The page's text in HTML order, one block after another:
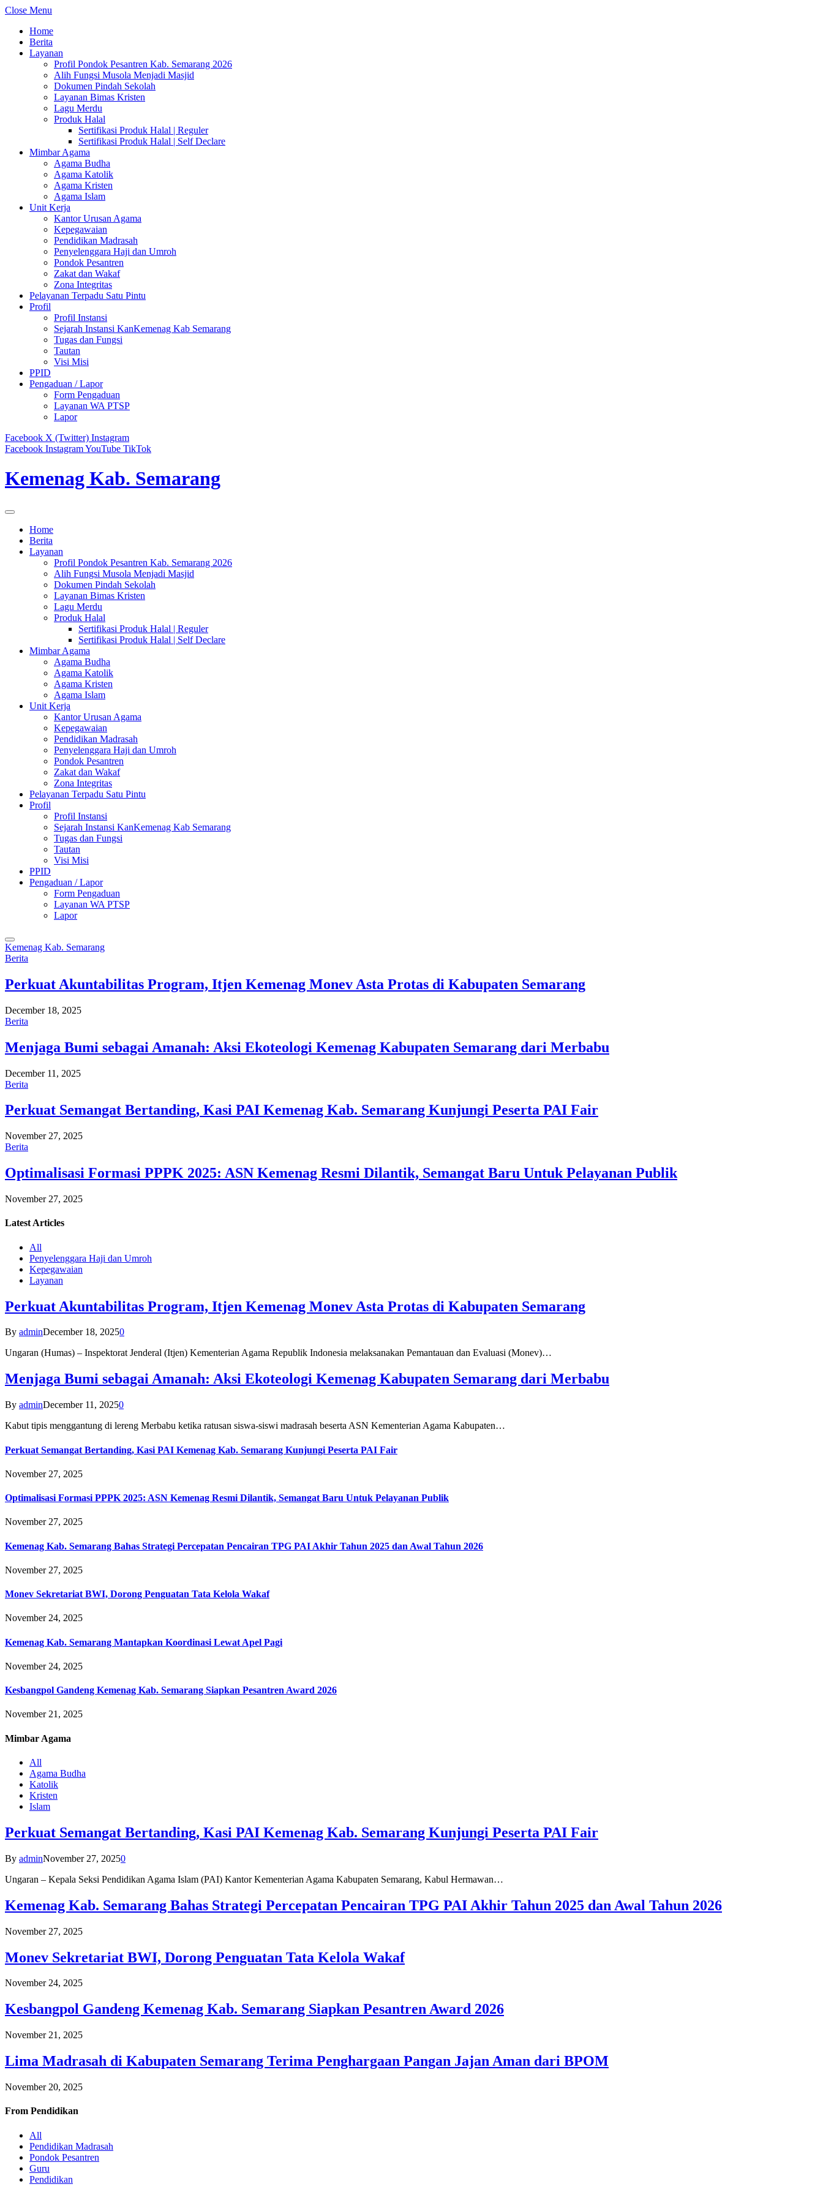
Close Menu
Home
Berita
Layanan
Profil Pondok Pesantren Kab. Semarang 2026
Alih Fungsi Musola Menjadi Masjid
Dokumen Pindah Sekolah
Layanan Bimas Kristen
Lagu Merdu
Produk Halal
Sertifikasi Produk Halal | Reguler
Sertifikasi Produk Halal | Self Declare
Mimbar Agama
Agama Budha
Agama Katolik
Agama Kristen
Agama Islam
Unit Kerja
Kantor Urusan Agama
Kepegawaian
Pendidikan Madrasah
Penyelenggara Haji dan Umroh
Pondok Pesantren
Zakat dan Wakaf
Zona Integritas
Pelayanan Terpadu Satu Pintu
Profil
Profil Instansi
Sejarah Instansi KanKemenag Kab Semarang
Tugas dan Fungsi
Tautan
Visi Misi
PPID
Pengaduan / Lapor
Form Pengaduan
Layanan WA PTSP
Lapor
Facebook X (Twitter) Instagram
Facebook InstagramYouTube TikTok
Kemenag Kab. Semarang
Home
Berita
Layanan
Profil Pondok Pesantren Kab. Semarang 2026
Alih Fungsi Musola Menjadi Masjid
Dokumen Pindah Sekolah
Layanan Bimas Kristen
Lagu Merdu
Produk Halal
Sertifikasi Produk Halal | Reguler
Sertifikasi Produk Halal | Self Declare
Mimbar Agama
Agama Budha
Agama Katolik
Agama Kristen
Agama Islam
Unit Kerja
Kantor Urusan Agama
Kepegawaian
Pendidikan Madrasah
Penyelenggara Haji dan Umroh
Pondok Pesantren
Zakat dan Wakaf
Zona Integritas
Pelayanan Terpadu Satu Pintu
Profil
Profil Instansi
Sejarah Instansi KanKemenag Kab Semarang
Tugas dan Fungsi
Tautan
Visi Misi
PPID
Pengaduan / Lapor
Form Pengaduan
Layanan WA PTSP
Lapor
Kemenag Kab. Semarang
Berita
Perkuat Akuntabilitas Program, Itjen Kemenag Monev Asta Protas di Kabupaten Semarang
December 18, 2025
Berita
Menjaga Bumi sebagai Amanah: Aksi Ekoteologi Kemenag Kabupaten Semarang dari Merbabu
December 11, 2025
Berita
Perkuat Semangat Bertanding, Kasi PAI Kemenag Kab. Semarang Kunjungi Peserta PAI Fair
November 27, 2025
Berita
Optimalisasi Formasi PPPK 2025: ASN Kemenag Resmi Dilantik, Semangat Baru Untuk Pelayanan Publik
November 27, 2025
Latest Articles
All
Penyelenggara Haji dan Umroh
Kepegawaian
Layanan
Perkuat Akuntabilitas Program, Itjen Kemenag Monev Asta Protas di Kabupaten Semarang
By adminDecember 18, 20250
Ungaran (Humas) – Inspektorat Jenderal (Itjen) Kementerian Agama Republik Indonesia melaksanakan Pemantauan dan Evaluasi (Monev)…
Menjaga Bumi sebagai Amanah: Aksi Ekoteologi Kemenag Kabupaten Semarang dari Merbabu
By adminDecember 11, 20250
Kabut tipis menggantung di lereng Merbabu ketika ratusan siswa-siswi madrasah beserta ASN Kementerian Agama Kabupaten…
Perkuat Semangat Bertanding, Kasi PAI Kemenag Kab. Semarang Kunjungi Peserta PAI Fair
November 27, 2025
Optimalisasi Formasi PPPK 2025: ASN Kemenag Resmi Dilantik, Semangat Baru Untuk Pelayanan Publik
November 27, 2025
Kemenag Kab. Semarang Bahas Strategi Percepatan Pencairan TPG PAI Akhir Tahun 2025 dan Awal Tahun 2026
November 27, 2025
Monev Sekretariat BWI, Dorong Penguatan Tata Kelola Wakaf
November 24, 2025
Kemenag Kab. Semarang Mantapkan Koordinasi Lewat Apel Pagi
November 24, 2025
Kesbangpol Gandeng Kemenag Kab. Semarang Siapkan Pesantren Award 2026
November 21, 2025
Mimbar Agama
All
Agama Budha
Katolik
Kristen
Islam
Perkuat Semangat Bertanding, Kasi PAI Kemenag Kab. Semarang Kunjungi Peserta PAI Fair
By adminNovember 27, 20250
Ungaran – Kepala Seksi Pendidikan Agama Islam (PAI) Kantor Kementerian Agama Kabupaten Semarang, Kabul Hermawan…
Kemenag Kab. Semarang Bahas Strategi Percepatan Pencairan TPG PAI Akhir Tahun 2025 dan Awal Tahun 2026
November 27, 2025
Monev Sekretariat BWI, Dorong Penguatan Tata Kelola Wakaf
November 24, 2025
Kesbangpol Gandeng Kemenag Kab. Semarang Siapkan Pesantren Award 2026
November 21, 2025
Lima Madrasah di Kabupaten Semarang Terima Penghargaan Pangan Jajan Aman dari BPOM
November 20, 2025
From Pendidikan
All
Pendidikan Madrasah
Pondok Pesantren
Guru
Pendidikan